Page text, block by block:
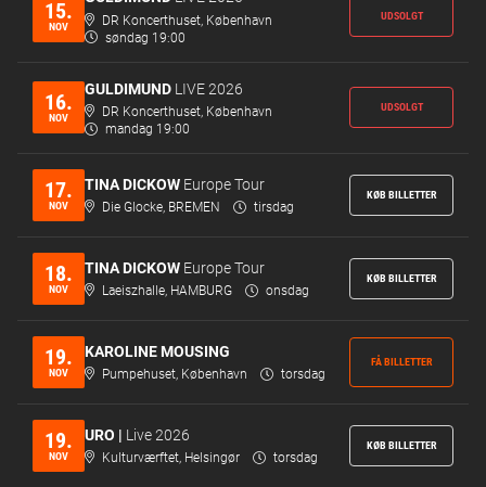
15.
NOV
DR Koncerthuset, København
søndag 19:00
UDSOLGT
16.
NOV
GULDIMUND LIVE 2026
DR Koncerthuset, København
mandag 19:00
UDSOLGT
17.
NOV
TINA DICKOW Europe Tour
Die Glocke, BREMEN tirsdag
KØB BILLETTER
18.
NOV
TINA DICKOW Europe Tour
Laeiszhalle, HAMBURG onsdag
KØB BILLETTER
19.
NOV
KAROLINE MOUSING
Pumpehuset, København torsdag
FÅ BILLETTER
19.
NOV
URO | Live 2026
Kulturværftet, Helsingør torsdag
KØB BILLETTER